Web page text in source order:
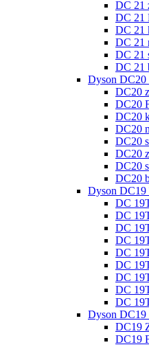
DC 21
DC 21
DC 21
DC 21
DC 21
DC 21
Dyson DC20
DC20
DC20
DC20
DC20
DC20
DC20
DC20
DC20
Dyson DC19
DC
DC
DC
DC
DC
DC
DC
DC
DC
Dyson DC19
DC19
DC19